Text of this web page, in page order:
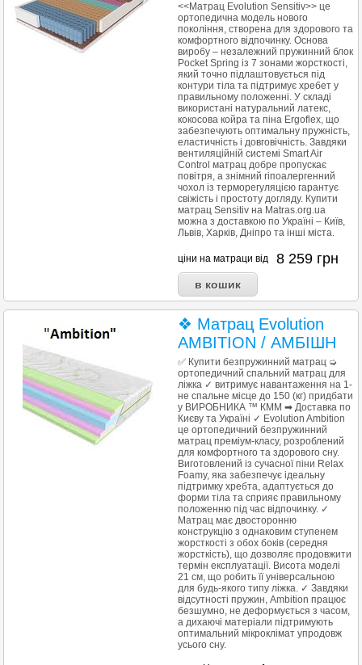
<<Матрац Evolution Sensitiv>> це
ортопедична модель нового
покоління, створена для здорового та
комфортного відпочинку. Основа
виробу – незалежний пружинний блок
Pocket Spring із 7 зонами жорсткості,
який точно підлаштовується під
контури тіла та підтримує хребет у
правильному положенні. У складі
використані натуральний латекс,
кокосова койра та піна Ergoflex, що
забезпечують оптимальну пружність,
еластичність і довговічність. Завдяки
вентиляційній системі Smart Air
Control матрац добре пропускає
повітря, а знімний гіпоалергенний
чохол із терморегуляцією гарантує
свіжість і простоту догляду. Купити
матрац Sensitiv на Matras.org.ua
можна з доставкою по Україні – Київ,
Львів, Харків, Дніпро та інші міста.
ціни на матраци від 8 259 грн
❖ Матрац Evolution
AMBITION / АМБІШН
✅ Купити безпружинний матрац ➭
ортопедичний спальний матрац для
ліжка ✓ витримує навантаження на 1-
не спальне місце до 150 (кг) придбати
у ВИРОБНИКА ™ КММ ➡ Доставка по
Києву та Україні ✓ Evolution Ambition
це ортопедичний безпружинний
матрац преміум-класу, розроблений
для комфортного та здорового сну.
Виготовлений із сучасної піни Relax
Foamy, яка забезпечує ідеальну
підтримку хребта, адаптується до
форми тіла та сприяє правильному
положенню під час відпочинку. ✓
Матрац має двосторонню
конструкцію з однаковим ступенем
жорсткості з обох боків (середня
жорсткість), що дозволяє продовжити
термін експлуатації. Висота моделі
21 см, що робить її універсальною
для будь-якого типу ліжка. ✓ Завдяки
відсутності пружин, Ambition працює
безшумно, не деформується з часом,
а дихаючі матеріали підтримують
оптимальний мікроклімат упродовж
усього сну.